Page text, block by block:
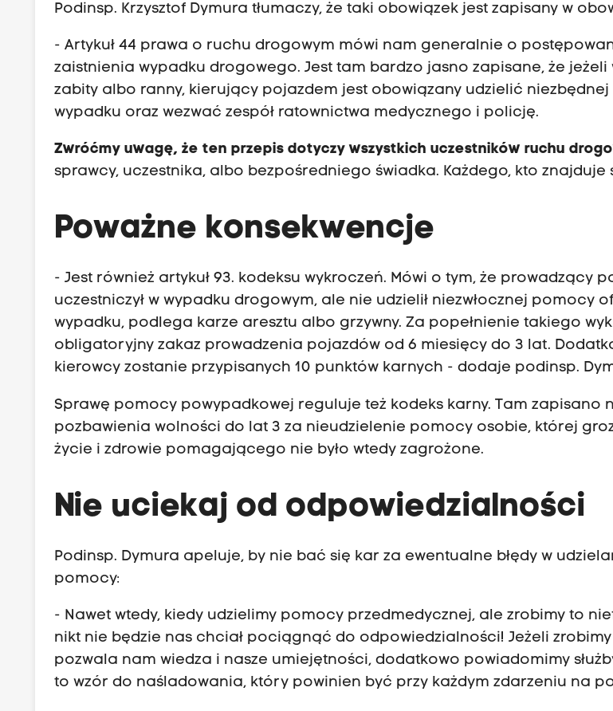
Podinsp. Krzysztof Dymura tłumaczy, że taki obowiązek jest zapisany w
- Artykuł 44 prawa o ruchu drogowym mówi nam generalnie o
zaistnienia wypadku drogowego. Jest tam bardzo jasno zapisane, że jeżeli
zabity albo ranny, kierujący pojazdem jest obowiązany udzielić
wypadku oraz wezwać zespół ratownictwa medycznego i policję.
Zwróćmy uwagę, że ten przepis dotyczy wszystkich uczestników ruchu
sprawcy, uczestnika, albo bezpośredniego świadka. Każdego, kto znajduje
Poważne konsekwencje
- Jest również artykuł 93. kodeksu wykroczeń. Mówi o tym, że prowadzący
uczestniczył w wypadku drogowym, ale nie udzielił niezwłocznej pomocy
wypadku, podlega karze aresztu albo grzywny. Za popełnienie takiego
obligatoryjny zakaz prowadzenia pojazdów od 6 miesięcy do 3 lat.
kierowcy zostanie przypisanych 10 punktów karnych - dodaje podinsp.
Sprawę pomocy powypadkowej reguluje też kodeks karny. Tam zapisano
pozbawienia wolności do lat 3 za nieudzielenie pomocy osobie, której
życie i zdrowie pomagającego nie było wtedy zagrożone.
Nie uciekaj od odpowiedzialności
Podinsp. Dymura apeluje, by nie bać się kar za ewentualne błędy w
pomocy:
- Nawet wtedy, kiedy udzielimy pomocy przedmedycznej, ale zrobimy to
nikt nie będzie nas chciał pociągnąć do odpowiedzialności! Jeżeli zrobimy
pozwala nam wiedza i nasze umiejętności, dodatkowo powiadomimy
to wzór do naśladowania, który powinien być przy każdym zdarzeniu na